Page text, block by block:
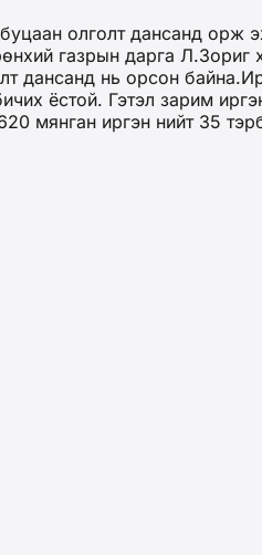
олголт дансанд орж
газрын дарга
дансанд нь орсон байна.
ёстой. Гэтэл зарим
мянган иргэн нийт 35